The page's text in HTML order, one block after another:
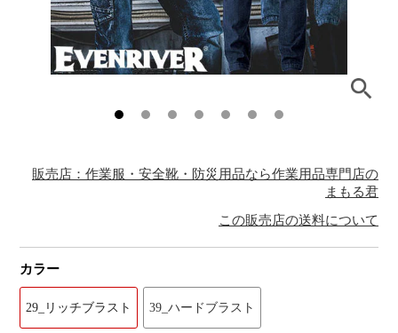
販売店：作業服・安全靴・防災用品なら作業用品専門店の
まもる君
この販売店の送料について
カラー
29_リッチブラスト 39_ハードブラスト